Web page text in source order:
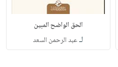
الحق الواضح المبين
لـعبد الرحمن السعد